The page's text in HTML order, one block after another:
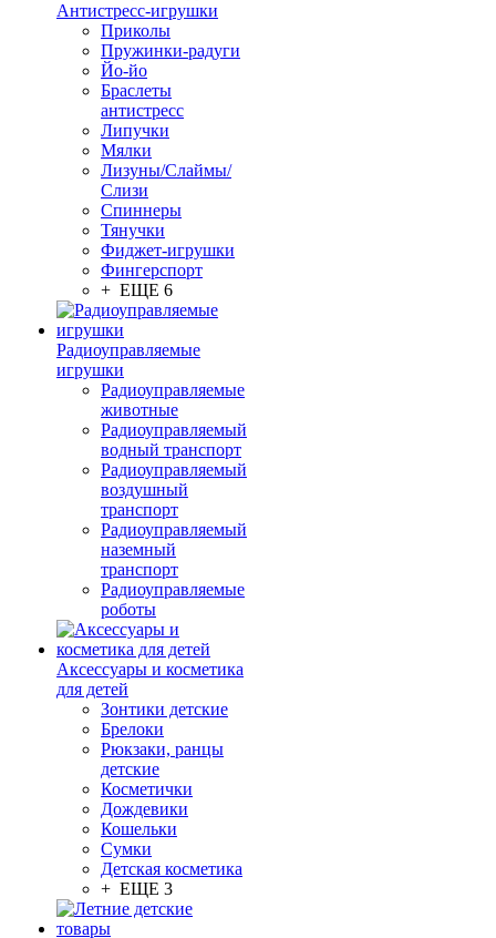
Антистресс-игрушки
Приколы
Пружинки-радуги
Йо-йо
Браслеты
антистресс
Липучки
Мялки
Лизуны/Слаймы/
Слизи
Спиннеры
Тянучки
Фиджет-игрушки
Фингерспорт
+ ЕЩЕ 6
Радиоуправляемые
игрушки
Радиоуправляемые
животные
Радиоуправляемый
водный транспорт
Радиоуправляемый
воздушный
транспорт
Радиоуправляемый
наземный
транспорт
Радиоуправляемые
роботы
Аксессуары и косметика
для детей
Зонтики детские
Брелоки
Рюкзаки, ранцы
детские
Косметички
Дождевики
Кошельки
Сумки
Детская косметика
+ ЕЩЕ 3